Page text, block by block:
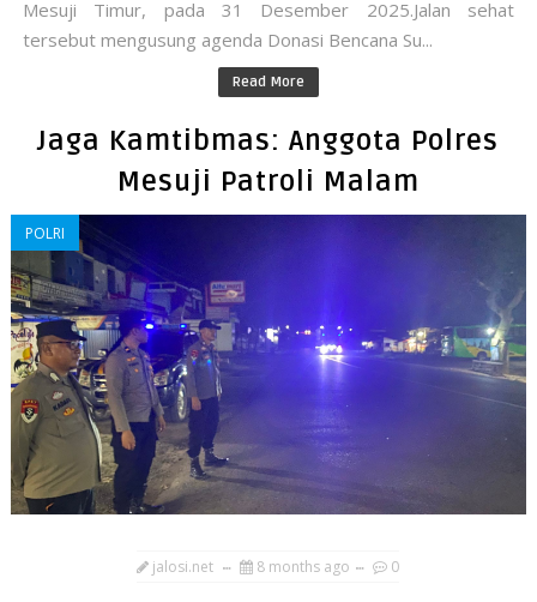
Mesuji Timur, pada 31 Desember 2025.Jalan sehat
tersebut mengusung agenda Donasi Bencana Su...
Read More
Jaga Kamtibmas: Anggota Polres
Mesuji Patroli Malam
POLRI
jalosi.net 8 months ago 0